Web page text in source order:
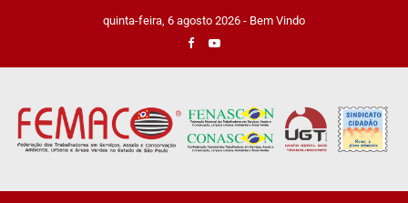
quinta-feira, 6 agosto 2026 - Bem Vindo